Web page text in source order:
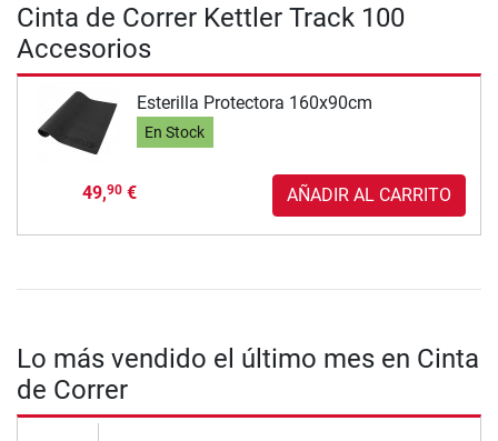
Cinta de Correr Kettler Track 100
Accesorios
Esterilla Protectora 160x90cm
En Stock
49,90€ AÑADIR AL CARRITO
Lo más vendido el último mes en Cinta
de Correr